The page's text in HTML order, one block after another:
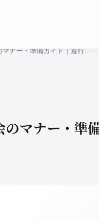
顔合わせ食事会のマナー・準備ガイド｜進行・服装・挨拶例文
のマナー・準